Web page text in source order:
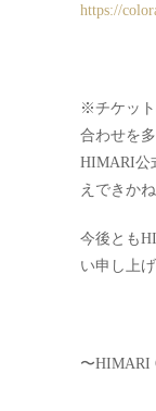
https://
※チケッ
合わせを
HIMARI公
えできか
今後とも
い申し上げ
〜HIMARI